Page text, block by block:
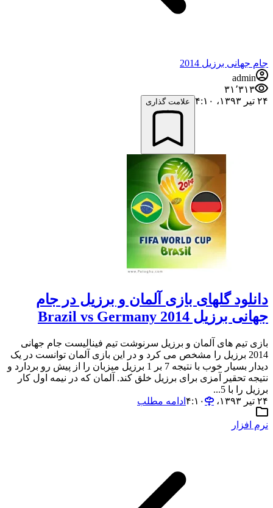
جام جهانی برزیل 2014
admin
۳۱٬۳۱۳
۲۴ تیر ۱۳۹۳،‏ ۴:۱۰
علامت گذاری
دانلود گلهای بازی آلمان و برزیل در جام
جهانی برزیل 2014 Brazil vs Germany
بازی تیم های آلمان و برزیل سرنوشت تیم فینالیست جام جهانی
2014 برزیل را مشخص می کرد و در این بازی آلمان توانست در یک
دیدار بسیار خوب با نتیجه 7 بر 1 برزیل میزبان را از پیش رو بردارد و
نتیجه تحقیر آمزی برای برزیل خلق کند. آلمان که در نیمه اول کار
برزیل را با 5...
۲۴ تیر ۱۳۹۳،‏ ۴:۱۰
ادامه مطلب
نرم افزار